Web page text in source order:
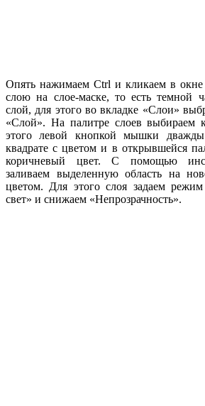
Опять нажимаем Ctrl и кликаем в окне
слою на слое-маске, то есть темной
слой, для этого во вкладке «Слои»
«Слой». На палитре слоев выбираем
этого левой кнопкой мышки
квадрате с цветом и в открывшейся
коричневый цвет. С помощью
заливаем выделенную область на
цветом. Для этого слоя задаем
свет» и снижаем «Непрозрачность».